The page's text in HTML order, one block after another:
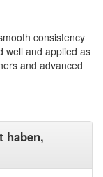
consistency
well and applied as
and advanced
haben,